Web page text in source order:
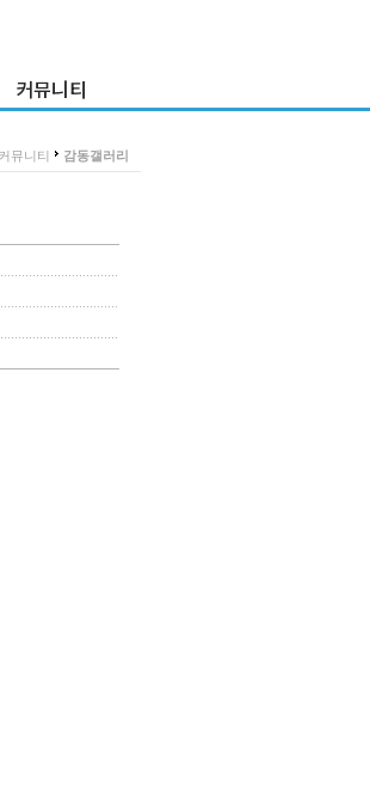
커뮤니티
달의 프로그램
질문과 답변
채용공고
병원소식
불만고충접수
커뮤니티
> 감동갤러리